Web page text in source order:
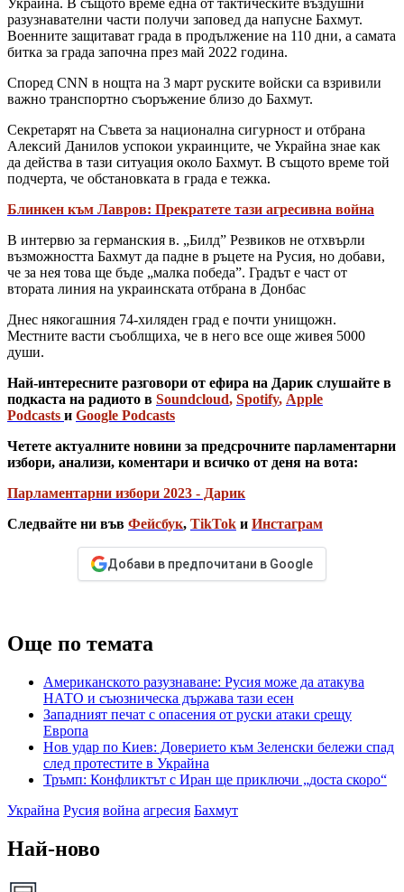
разузнавателни части получи заповед да напусне Бахмут.
Военните защитават града в продължение на 110 дни, а самата
битка за града започна през май 2022 година.
Според CNN в нощта на 3 март руските войски са взривили
важно транспортно съоръжение близо до Бахмут.
Секретарят на Съвета за национална сигурност и отбрана
Алексий Данилов успокои украинците, че Украйна знае как
да действа в тази ситуация около Бахмут. В същото време той
подчерта, че обстановката в града е тежка.
Блинкен към Лавров: Прекратете тази агресивна война
В интервю за германския в. „Билд” Резвиков не отхвърли
възможността Бахмут да падне в ръцете на Русия, но добави,
че за нея това ще бъде „малка победа”. Градът е част от
втората линия на украинската отбрана в Донбас
Днес някогашния 74-хиляден град е почти унищожн.
Местните васти съоблщиха, че в него все още живея 5000
души.
Най-интересните разговори от ефира на Дарик слушайте в
подкаста на радиото в Soundcloud, Spotify, Apple
Podcasts и Google Podcasts
Четете актуалните новини за предсрочните парламентарни
избори, анализи, коментари и всичко от деня на вота:
Парламентарни избори 2023 - Дарик
Следвайте ни във Фейсбук, TikTok и Инстаграм
Добави в предпочитани в Google
Още по темата
Американското разузнаване: Русия може да атакува
НАТО и съюзническа държава тази есен
Западният печат с опасения от руски атаки срещу
Европа
Нов удар по Киев: Доверието към Зеленски бележи спад
след протестите в Украйна
Тръмп: Конфликтът с Иран ще приключи „доста скоро“
Украйна Русия война агресия Бахмут
Най-ново